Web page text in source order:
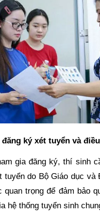
đăng ký xét tuyển và
gia đăng ký, thí sinh
tuyển do Bộ Giáo dục và
trọng để đảm bảo
hệ thống tuyển sinh